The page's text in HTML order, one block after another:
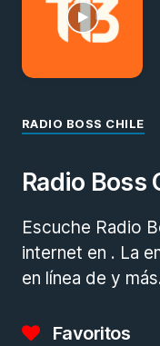
RADIO BOSS CHILE
Radio Boss
Escuche Radio
internet en . La
en línea de y
Favoritos